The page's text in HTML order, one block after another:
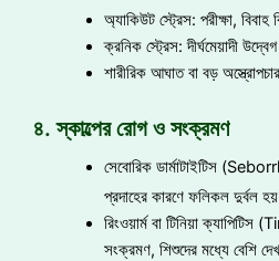
অ্যাকিউট স্ট্রেস: পরীক্ষা, বিবাহ
ক্রনিক স্ট্রেস: দীর্ঘমেয়াদী
শারীরিক আঘাত বা বড় অস্ত্রোপচার
৪. স্কাল্পের রোগ ও সংক্রমণ
সেবোরিক ডার্মাটাইটিস
প্রদাহের কারণে ফলিকল দুর্বল হয়
রিংওয়ার্ম বা টিনিয়া
সংক্রমণ, শিশুদের মধ্যে বেশি